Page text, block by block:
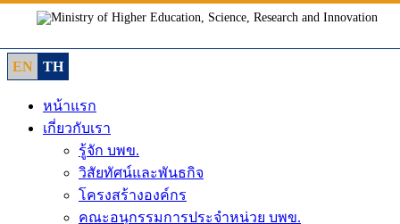
content
EN
TH
หน้าแรก
เกี่ยวกับเรา
รู้จัก บพข.
วิสัยทัศน์และพันธกิจ
โครงสร้างองค์กร
คณะอนุกรรมการประจำหน่วย บพข.